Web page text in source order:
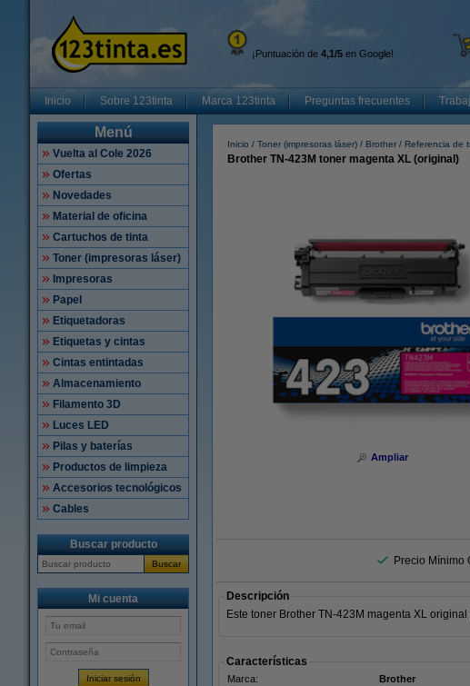
¡Puntuación de 4,1/5 en Google!
Inicio Sobre 123tinta Marca 123tinta Preguntas frecuentes
Menú
Vuelta al Cole 2026
Ofertas
Novedades
Material de oficina
Cartuchos de tinta
Toner (impresoras láser)
Impresoras
Papel
Etiquetadoras
Etiquetas y cintas
Cintas entintadas
Almacenamiento
Filamento 3D
Luces LED
Pilas y baterías
Productos de limpieza
Accesorios tecnológicos
Cables
Buscar producto
Buscar
Mi cuenta
Inicio Toner (impresoras láser) Brother Referencia de
Brother TN-423M toner magenta XL (original)
Ampliar
Precio Mínimo
Descripción
Este toner Brother TN-423M magenta XL
Características
Marca: Brother